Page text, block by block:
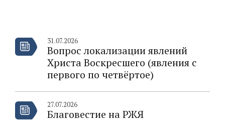
31.07.2026
Вопрос локализации явлений
Христа Воскресшего (явления с
первого по четвёртое)
27.07.2026
Благовестие на РЖЯ